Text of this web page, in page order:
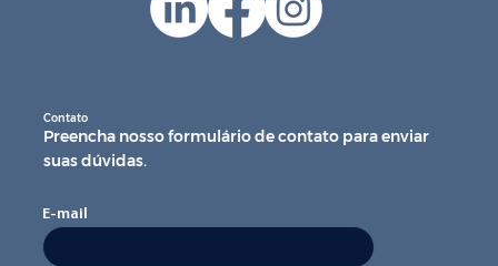
Contato
Preencha nosso formulário de contato para enviar
suas dúvidas.
E-mail